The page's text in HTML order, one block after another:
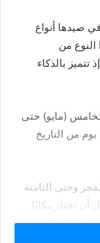
صيدها أنواع
النوع من
بالذكاء
(مايو) حتى
الشهر العاشر (أكتوبر)، مع تجاوز أول وآخر 15 يوم من التاريخ
وحتى الثامنة
تختار مكانًا
الليل إن